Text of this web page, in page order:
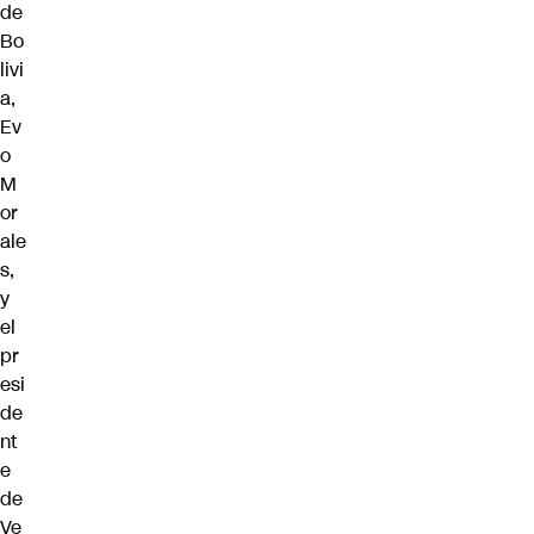
de
Bo
livi
a,
Ev
o
M
or
ale
s,
y
el
pr
esi
de
nt
e
de
Ve